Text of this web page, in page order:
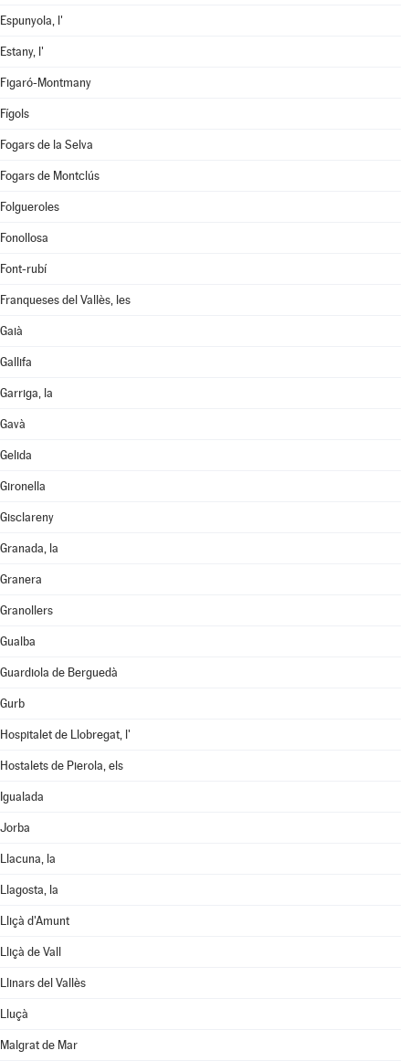
Espunyola, l'
Estany, l'
Figaró-Montmany
Fígols
Fogars de la Selva
Fogars de Montclús
Folgueroles
Fonollosa
Font-rubí
Franqueses del Vallès, les
Gaià
Gallifa
Garriga, la
Gavà
Gelida
Gironella
Gisclareny
Granada, la
Granera
Granollers
Gualba
Guardiola de Berguedà
Gurb
Hospitalet de Llobregat, l'
Hostalets de Pierola, els
Igualada
Jorba
Llacuna, la
Llagosta, la
Lliçà d'Amunt
Lliçà de Vall
Llinars del Vallès
Lluçà
Malgrat de Mar